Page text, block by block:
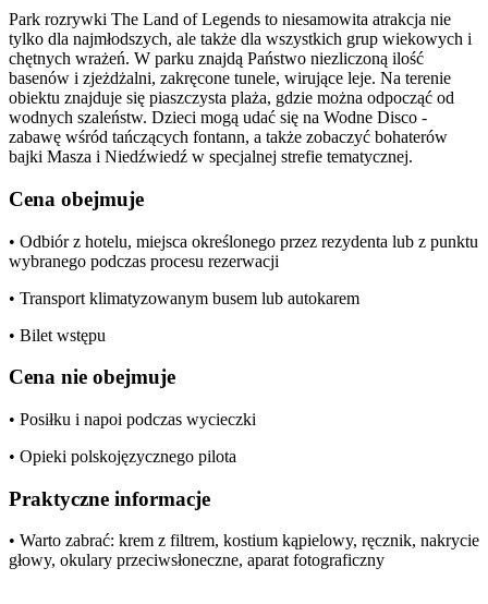
Park rozrywki The Land of Legends to niesamowita atrakcja nie
tylko dla najmłodszych, ale także dla wszystkich grup wiekowych i
chętnych wrażeń. W parku znajdą Państwo niezliczoną ilość
basenów i zjeżdżalni, zakręcone tunele, wirujące leje. Na terenie
obiektu znajduje się piaszczysta plaża, gdzie można odpocząć od
wodnych szaleństw. Dzieci mogą udać się na Wodne Disco -
zabawę wśród tańczących fontann, a także zobaczyć bohaterów
bajki Masza i Niedźwiedź w specjalnej strefie tematycznej.
Cena obejmuje
• Odbiór z hotelu, miejsca określonego przez rezydenta lub z punktu
wybranego podczas procesu rezerwacji
• Transport klimatyzowanym busem lub autokarem
• Bilet wstępu
Cena nie obejmuje
• Posiłku i napoi podczas wycieczki
• Opieki polskojęzycznego pilota
Praktyczne informacje
• Warto zabrać: krem z filtrem, kostium kąpielowy, ręcznik, nakrycie
głowy, okulary przeciwsłoneczne, aparat fotograficzny